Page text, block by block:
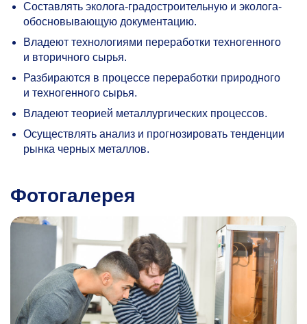
Составлять эколога-градостроительную и эколога-
обосновывающую документацию.
Владеют технологиями переработки техногенного
и вторичного сырья.
Разбираются в процессе переработки природного
и техногенного сырья.
Владеют теорией металлургических процессов.
Осуществлять анализ и прогнозировать тенденции
рынка черных металлов.
Фотогалерея